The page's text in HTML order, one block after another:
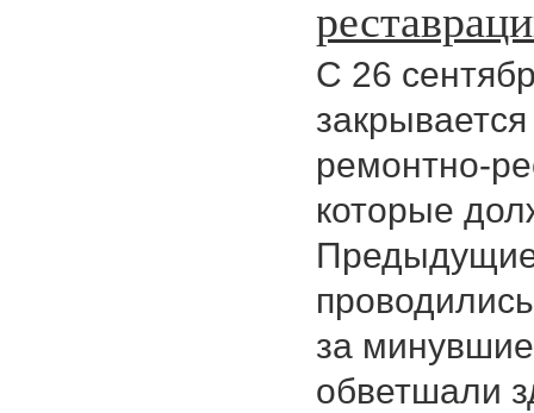
С 26
ремонтно-
которые
за
обветшали